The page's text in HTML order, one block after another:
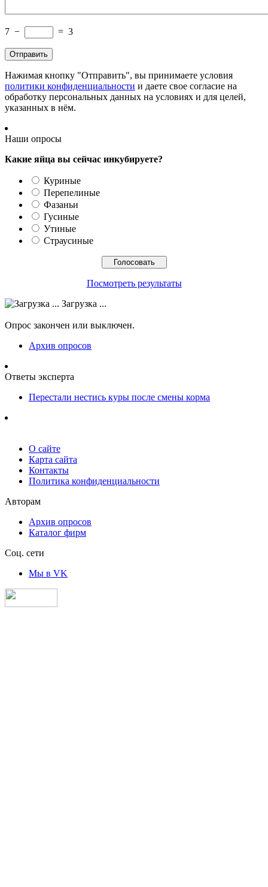
7 − = 3
Нажимая кнопку "Отправить", вы принимаете условия
политики конфиденциальности и даете свое согласие на
обработку персональных данных на условиях и для целей,
указанных в нём.
Наши опросы
Какие яйца вы сейчас инкубируете?
Куриные
Перепелиные
Фазаньи
Гусиные
Утиные
Страусиные
Посмотреть результаты
Загрузка ...
Опрос закончен или выключен.
Архив опросов
Ответы эксперта
Перестали нестись куры после смены корма
О сайте
Карта сайта
Контакты
Политика конфиденциальности
Авторам
Архив опросов
Каталог фирм
Соц. сети
Мы в VK